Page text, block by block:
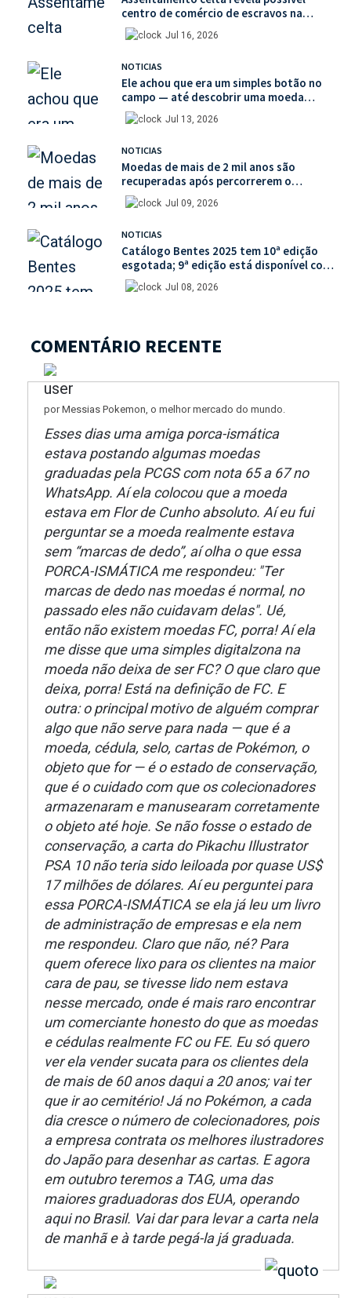
centro de comércio de escravos na
França
Jul 16, 2026
NOTICIAS
Ele achou que era um simples botão no
campo — até descobrir uma moeda
medieval de valor histórico incalculável
Jul 13, 2026
NOTICIAS
Moedas de mais de 2 mil anos são
recuperadas após percorrerem o
mercado ilegal de antiguidades
Jul 09, 2026
NOTICIAS
Catálogo Bentes 2025 tem 10ª edição
esgotada; 9ª edição está disponível com
mais de 30% de desconto na unidade
Jul 08, 2026
COMENTÁRIO RECENTE
por Messias Pokemon, o melhor mercado do mundo.
Esses dias uma amiga porca-ismática
estava postando algumas moedas
graduadas pela PCGS com nota 65 a 67 no
WhatsApp. Aí ela colocou que a moeda
estava em Flor de Cunho absoluto. Aí eu fui
perguntar se a moeda realmente estava
sem “marcas de dedo”, aí olha o que essa
PORCA-ISMÁTICA me respondeu: "Ter
marcas de dedo nas moedas é normal, no
passado eles não cuidavam delas". Ué,
então não existem moedas FC, porra! Aí ela
me disse que uma simples digitalzona na
moeda não deixa de ser FC? O que claro que
deixa, porra! Está na definição de FC. E
outra: o principal motivo de alguém comprar
algo que não serve para nada — que é a
moeda, cédula, selo, cartas de Pokémon, o
objeto que for — é o estado de conservação,
que é o cuidado com que os colecionadores
armazenaram e manusearam corretamente
o objeto até hoje. Se não fosse o estado de
conservação, a carta do Pikachu Illustrator
PSA 10 não teria sido leiloada por quase US$
17 milhões de dólares. Aí eu perguntei para
essa PORCA-ISMÁTICA se ela já leu um livro
de administração de empresas e ela nem
me respondeu. Claro que não, né? Para
quem oferece lixo para os clientes na maior
cara de pau, se tivesse lido nem estava
nesse mercado, onde é mais raro encontrar
um comerciante honesto do que as moedas
e cédulas realmente FC ou FE. Eu só quero
ver ela vender sucata para os clientes dela
de mais de 60 anos daqui a 20 anos; vai ter
que ir ao cemitério! Já no Pokémon, a cada
dia cresce o número de colecionadores, pois
a empresa contrata os melhores ilustradores
do Japão para desenhar as cartas. E agora
em outubro teremos a TAG, uma das
maiores graduadoras dos EUA, operando
aqui no Brasil. Vai dar para levar a carta nela
de manhã e à tarde pegá-la já graduada.